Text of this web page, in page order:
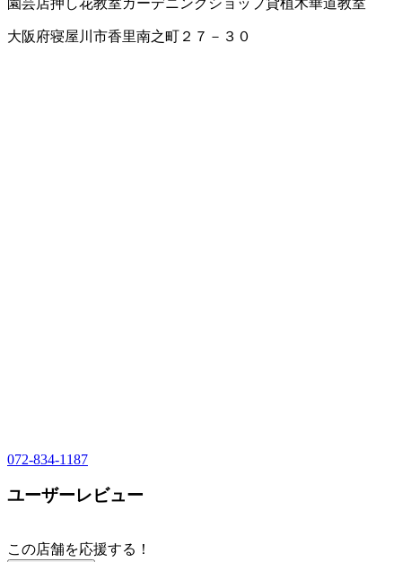
大阪府寝屋川市香里南之町２７－３０
072-834-1187
ユーザーレビュー
この店舗を応援する！